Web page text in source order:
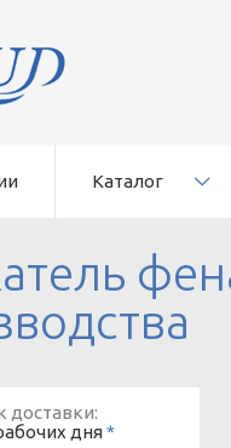
Каталог
доставки:
дня*